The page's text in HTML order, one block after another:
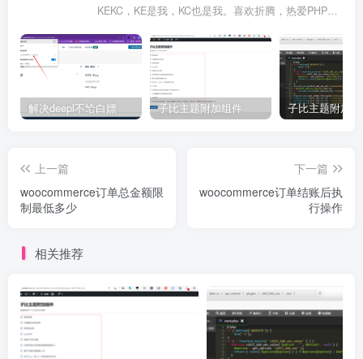
KEKC，KE是我，KC也是我。喜欢折腾，热爱PHP及WordPress，在学go语言，专注于技术与分享，开发过程序，维护过企业网站。
解决deepl不给白嫖 子比主题附加组件
上一篇
woocommerce订单总金额限
制最低多少
下一篇
woocommerce订单结账后执
行操作
相关推荐